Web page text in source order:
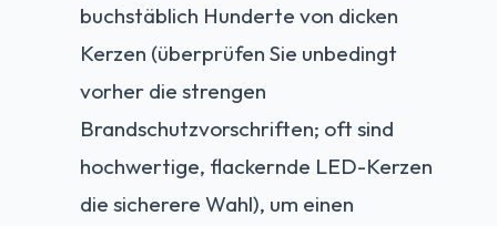
buchstäblich Hunderte von dicken
Kerzen (überprüfen Sie unbedingt
vorher die strengen
Brandschutzvorschriften; oft sind
hochwertige, flackernde LED-Kerzen
die sicherere Wahl), um einen